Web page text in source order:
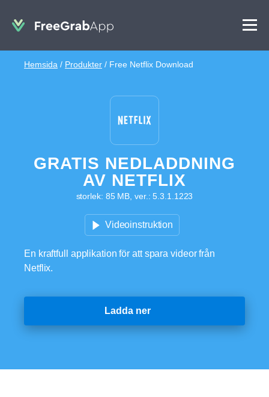
Hemsida / Produkter / Free Netflix Download
GRATIS NEDLADDNING
AV NETFLIX
storlek: 85 MB, ver.: 5.3.1.1223
Videoinstruktion
En kraftfull applikation för att spara videor från
Netflix.
Ladda ner